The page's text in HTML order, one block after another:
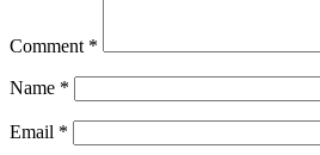
Comment *
Name *
Email *